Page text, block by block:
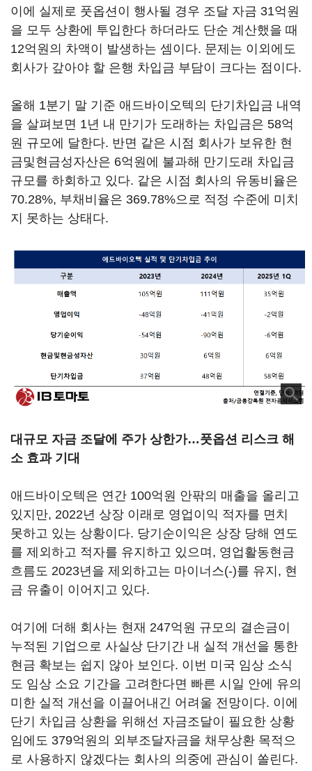
이에 실제로 풋옵션이 행사될 경우 조달 자금 31억원
을 모두 상환에 투입한다 하더라도 단순 계산했을 때
12억원의 차액이 발생하는 셈이다. 문제는 이외에도
회사가 갚아야 할 은행 차입금 부담이 크다는 점이다.
올해 1분기 말 기준 애드바이오텍의 단기차입금 내역
을 살펴보면 1년 내 만기가 도래하는 차입금은 58억
원 규모에 달한다. 반면 같은 시점 회사가 보유한 현
금및현금성자산은 6억원에 불과해 만기도래 차입금
규모를 하회하고 있다. 같은 시점 회사의 유동비율은
70.28%, 부채비율은 369.78%으로 적정 수준에 미치
지 못하는 상태다.
대규모 자금 조달에 주가 상한가…풋옵션 리스크 해
소 효과 기대
애드바이오텍은 연간 100억원 안팎의 매출을 올리고
있지만, 2022년 상장 이래로 영업이익 적자를 면치
못하고 있는 상황이다. 당기순이익은 상장 당해 연도
를 제외하고 적자를 유지하고 있으며, 영업활동현금
흐름도 2023년을 제외하고는 마이너스(-)를 유지, 현
금 유출이 이어지고 있다.
여기에 더해 회사는 현재 247억원 규모의 결손금이
누적된 기업으로 사실상 단기간 내 실적 개선을 통한
현금 확보는 쉽지 않아 보인다. 이번 미국 임상 소식
도 임상 소요 기간을 고려한다면 빠른 시일 안에 유의
미한 실적 개선을 이끌어내긴 어려울 전망이다. 이에
단기 차입금 상환을 위해선 자금조달이 필요한 상황
임에도 379억원의 외부조달자금을 채무상환 목적으
로 사용하지 않겠다는 회사의 의중에 관심이 쏠린다.